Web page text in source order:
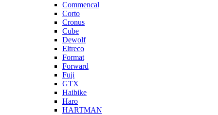
Commencal
Corto
Cronus
Cube
Dewolf
Eltreco
Format
Forward
Fuji
GTX
Haibike
Haro
HARTMAN